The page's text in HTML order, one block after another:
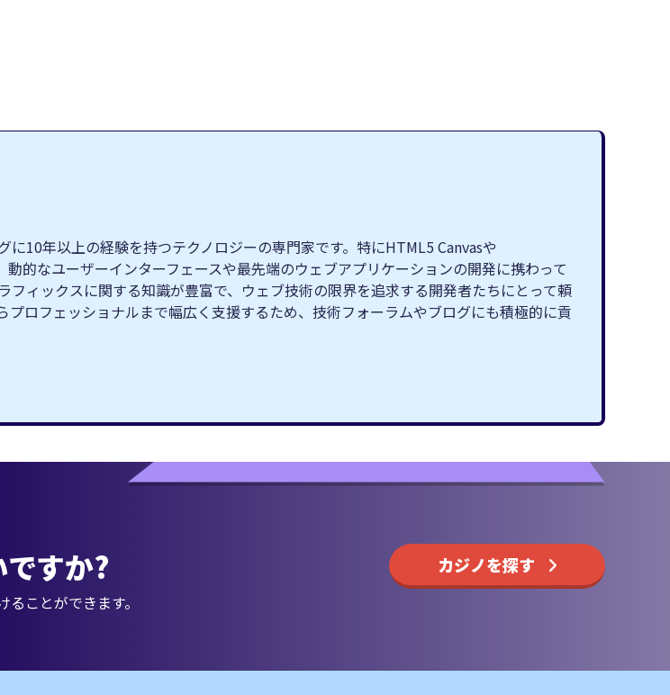
10年以上の経験を持つテクノロジーの専門家です。特にHTML5 Canvasや
的なユーザーインターフェースや最先端のウェブアプリケーションの開発に携わって
ィックスに関する知識が豊富で、ウェブ技術の限界を追求する開発者たちにとって頼
ロフェッショナルまで幅広く支援するため、技術フォーラムやブログにも積極的に貢
すか?
ことができます。
カジノを探す